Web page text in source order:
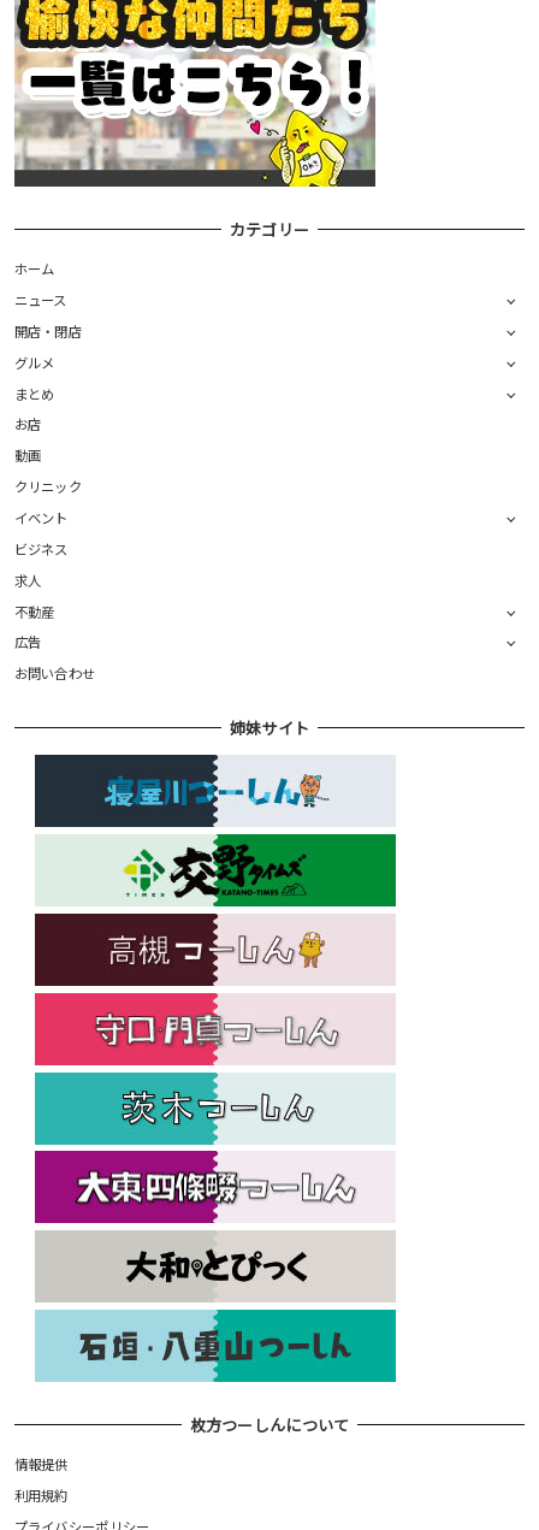
カテゴリー
ホーム
ニュース
開店・閉店
グルメ
まとめ
お店
動画
クリニック
イベント
ビジネス
求人
不動産
広告
お問い合わせ
姉妹サイト
枚方つーしんについて
情報提供
利用規約